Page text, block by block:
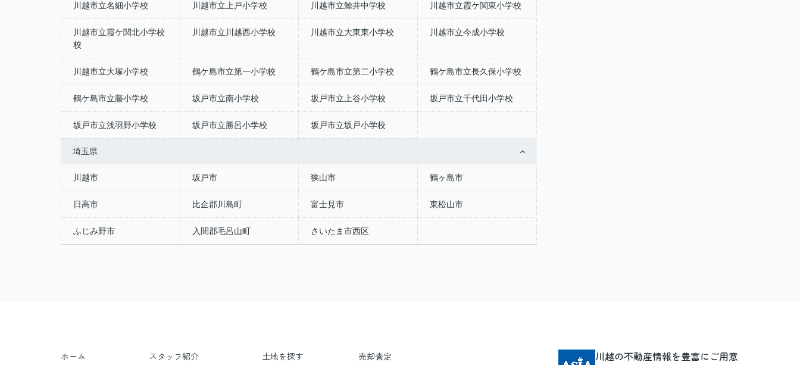
川越市立名細小学校 川越市立上戸小学校 川越市立鯨井中学校 川越市立霞ケ関東小学校
川越市立霞ケ関北小学校
校
川越市立川越西小学校 川越市立大東東小学校 川越市立今成小学校
川越市立大塚小学校 鶴ケ島市立第一小学校 鶴ケ島市立第二小学校 鶴ケ島市立長久保小学校
鶴ケ島市立藤小学校 坂戸市立南小学校 坂戸市立上谷小学校 坂戸市立千代田小学校
坂戸市立浅羽野小学校 坂戸市立勝呂小学校 坂戸市立坂戸小学校
埼玉県
川越市 坂戸市 狭山市 鶴ヶ島市
日高市 比企郡川島町 富士見市 東松山市
ふじみ野市 入間郡毛呂山町 さいたま市西区
ホーム スタッフ紹介 土地を探す 売却査定 川越の不動産情報を豊富にご用意